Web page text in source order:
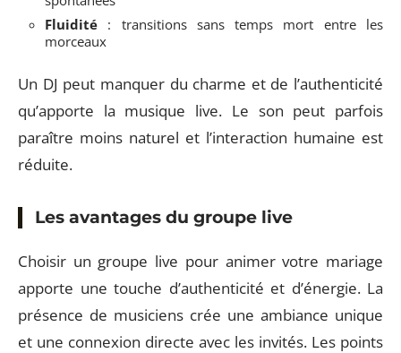
Fluidité : transitions sans temps mort entre les
morceaux
Un DJ peut manquer du charme et de l’authenticité
qu’apporte la musique live. Le son peut parfois
paraître moins naturel et l’interaction humaine est
réduite.
Les avantages du groupe live
Choisir un groupe live pour animer votre mariage
apporte une touche d’authenticité et d’énergie. La
présence de musiciens crée une ambiance unique
et une connexion directe avec les invités. Les points